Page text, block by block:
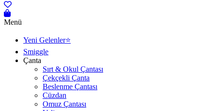
Menü
Yeni Gelenler⭐
Smiggle
Çanta
Sırt & Okul Çantası
Çekçekli Çanta
Beslenme Çantası
Cüzdan
Omuz Çantası